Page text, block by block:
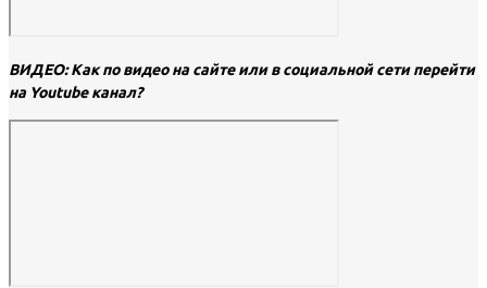
ВИДЕО: Как по видео на сайте или в социальной сети перейти
на Youtube канал?